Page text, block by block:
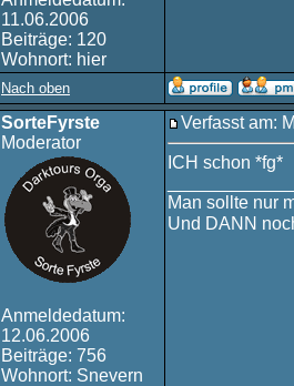
11.06.2006
Beiträge: 120
Wohnort: hier
Nach oben
SorteFyrste
Moderator
Anmeldedatum:
12.06.2006
Beiträge: 756
Wohnort: Snevern
Verfasst am:
ICH schon *fg*
Man sollte nur
Und DANN